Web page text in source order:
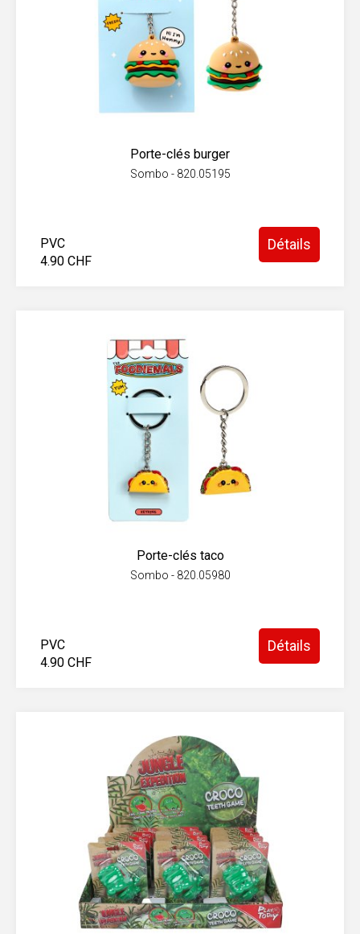
Porte-clés burger
Sombo - 820.05195
PVC
4.90 CHF
Détails
Porte-clés taco
Sombo - 820.05980
PVC
4.90 CHF
Détails